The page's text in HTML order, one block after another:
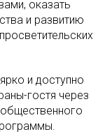
оказать
и развитию
и доступно
гостя через